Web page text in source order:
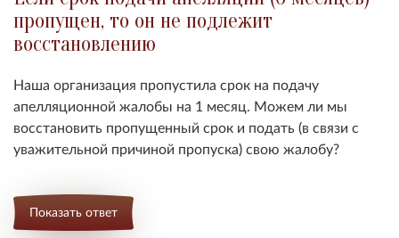
пропущен, то он не подлежит
восстановлению
Наша организация пропустила срок на подачу
апелляционной жалобы на 1 месяц. Можем ли мы
восстановить пропущенный срок и подать (в связи с
уважительной причиной пропуска) свою жалобу?
Показать ответ